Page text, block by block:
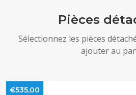
Pièces
Sélectionnez les pièces
ajouter au
€535,00